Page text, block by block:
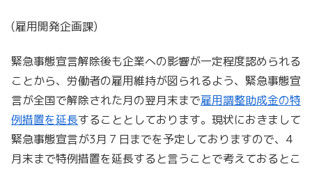
(雇用開発企画課)
緊急事態宣言解除後も企業への影響が一定程度認められる
ことから、労働者の雇用維持が図られるよう、緊急事態宣
言が全国で解除された月の翌月末まで雇用調整助成金の特
例措置を延長することとしております。現状におきまして
緊急事態宣言が3月７日までを予定しておりますので、4
月末まで特例措置を延長すると言うことで考えておるとこ